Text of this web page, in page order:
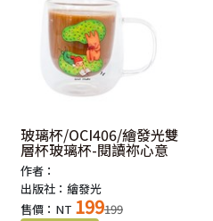
玻璃杯/OCI406/繪發光雙
層杯玻璃杯-閱讀祢心意
作者：
出版社：繪發光
售價：NT 199199